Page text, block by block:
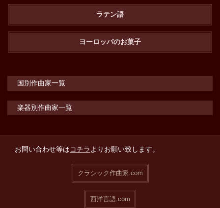
ラテン語
ヨーロッパのお菓子
国別作曲家一覧
楽器別作曲家一覧
お問い合わせ等はコチラよりお願い致します。
クラシック作曲家.com
西洋言語.com